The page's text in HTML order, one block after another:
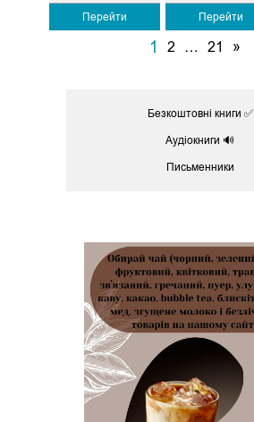
Перейти Перейти
1 2 … 21 »
Безкоштовні книги ✅
Аудіокниги 🔊
Письменники